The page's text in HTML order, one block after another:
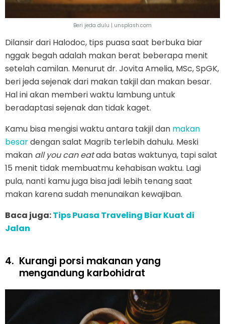
Beri jeda dulu | unsplash.com
Dilansir dari Halodoc, tips puasa saat berbuka biar
nggak begah adalah makan berat beberapa menit
setelah camilan. Menurut dr. Jovita Amelia, MSc, SpGK,
beri jeda sejenak dari makan takjil dan makan besar.
Hal ini akan memberi waktu lambung untuk
beradaptasi sejenak dan tidak kaget.
Kamu bisa mengisi waktu antara takjil dan makan
besardengan salat Magrib terlebih dahulu. Meski
makan all you can eatada batas waktunya, tapi salat
15 menit tidak membuatmu kehabisan waktu. Lagi
pula, nanti kamu juga bisa jadi lebih tenang saat
makan karena sudah menunaikan kewajiban.
Baca juga:Tips Puasa Traveling Biar Kuat di
Jalan
4. Kurangi porsi makanan yang
mengandung karbohidrat